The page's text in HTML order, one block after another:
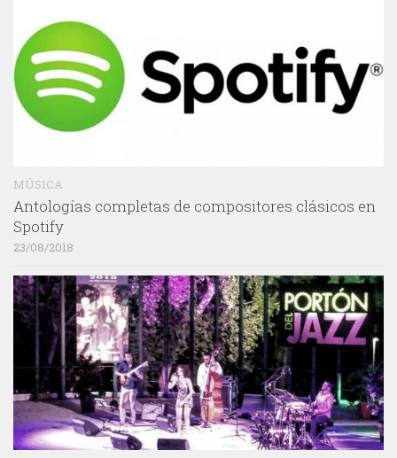
MÚSICA
Antologías completas de compositores clásicos en
Spotify
23/08/2018